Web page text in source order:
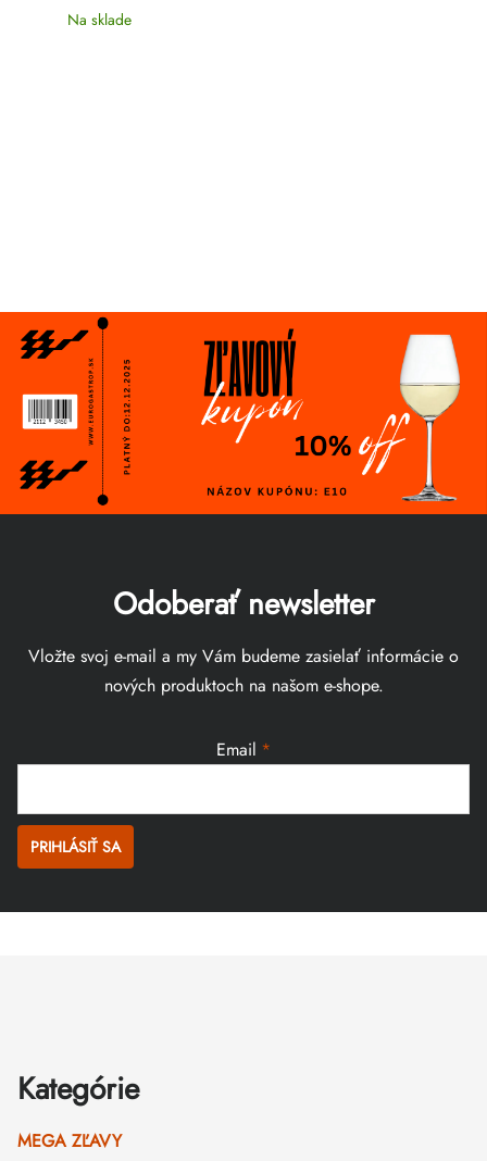
Na sklade
Odoberať newsletter
Vložte svoj e-mail a my Vám budeme zasielať informácie o
nových produktoch na našom e-shope.
Email
PRIHLÁSIŤ SA
Kategórie
MEGA ZĽAVY